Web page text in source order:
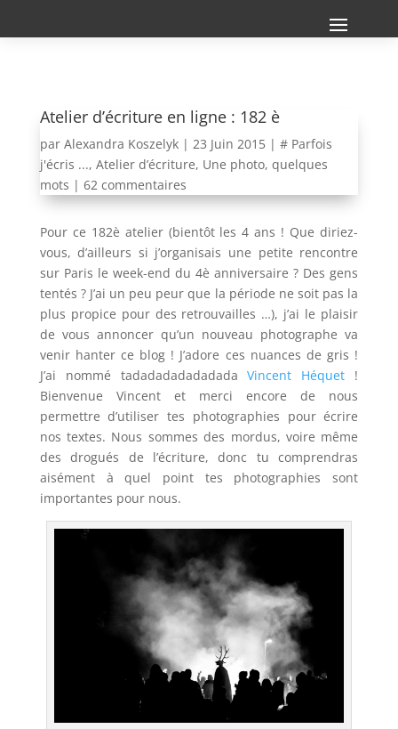
Atelier d’écriture en ligne : 182 è
par Alexandra Koszelyk| 23 Juin 2015| # Parfois
j'écris ..., Atelier d’écriture, Une photo, quelques
mots | 62 commentaires
Pour ce 182è atelier (bientôt les 4 ans ! Que diriez-
vous, d’ailleurs si j’organisais une petite rencontre
sur Paris le week-end du 4è anniversaire ? Des gens
tentés ? J’ai un peu peur que la période ne soit pas la
plus propice pour des retrouvailles …), j’ai le plaisir
de vous annoncer qu’un nouveau photographe va
venir hanter ce blog ! J’adore ces nuances de gris !
J’ai nommé tadadadadadadadaVincent Héquet !
Bienvenue Vincent et merci encore de nous
permettre d’utiliser tes photographies pour écrire
nos textes. Nous sommes des mordus, voire même
des drogués de l’écriture, donc tu comprendras
aisément à quel point tes photographies sont
importantes pour nous.